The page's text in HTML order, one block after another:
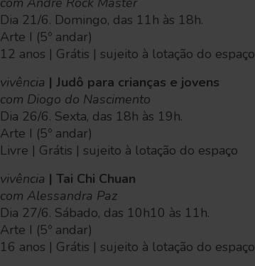
Dia 21/6. Domingo, das 11h às 18h.
Arte I (5º andar)
12 anos | Grátis | sujeito à lotação do espaço
vivência | Judô para crianças e jovens
com Diogo do Nascimento
Dia 26/6. Sexta, das 18h às 19h.
Arte I (5º andar)
Livre | Grátis | sujeito à lotação do espaço
vivência | Tai Chi Chuan
com Alessandra Paz
Dia 27/6. Sábado, das 10h10 às 11h.
Arte I (5º andar)
16 anos | Grátis | sujeito à lotação do espaço